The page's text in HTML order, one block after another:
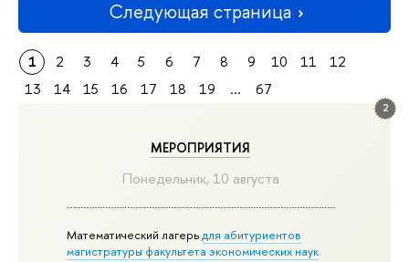
2
МЕРОПРИЯТИЯ
Понедельник, 10 августа
Математический лагерьдля абитуриентов
магистратуры факультета экономических наук
Следующая страница
1 2 3 4 5 6 7 8 9 10 11
12
13
14 15 16 17 18 19 ... 67